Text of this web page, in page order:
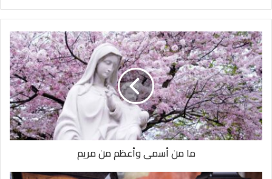
الضعيفة، وغنى لأوهاني، وخلاص لكل ما يمنعني من أن اكون مع
الأكيد.
“يا مريم، انت التي تحل العقد”، صلـّي لأجلي.
كيف نصلـّي
التساعية
ما من أسمى وأعظم من مريم